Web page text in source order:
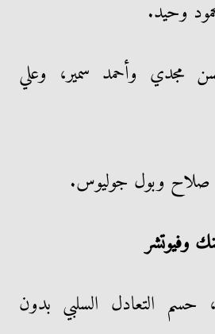
وحيد.
وأحمد سمير، وعلي
صلاح وبول جوليوس.
وفيوتشر
حسم التعادل السلبي بدون